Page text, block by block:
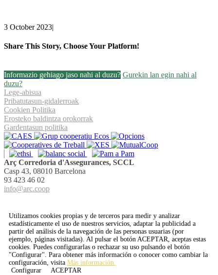
3 October 2023|
Share This Story, Choose Your Platform!
Informazio gehiago jaso nahi al duzu? Gurekin lan egin nahi al
duzu?
Lege-abisua
Pribatutasun-gidalerroak
Cookien Politika
Erosteko baldintza orokorrak
Gardentasun politika
Arç Corredoria d'Assegurances, SCCL
Casp 43, 08010 Barcelona
93 423 46 02
info@arc.coop
Utilizamos cookies propias y de terceros para medir y analizar
estadísticamente el uso de nuestros servicios, adaptar la publicidad a
partir del análisis de la navegación de las personas usuarias (por
ejemplo, páginas visitadas). Al pulsar el botón ACEPTAR, aceptas estas
cookies. Puedes configurarlas o rechazar su uso pulsando el botón
"Configurar". Para obtener más información o conocer como cambiar la
configuración, visita Más información.
Configurar
ACEPTAR